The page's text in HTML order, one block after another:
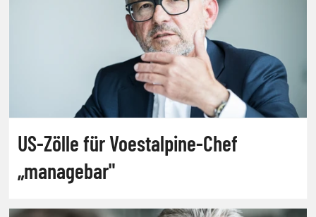
US-Zölle für Voestalpine-Chef
„managebar"